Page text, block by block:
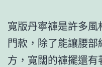
寬版丹寧褲是許多
門款，除了能讓腰
方，寬闊的褲擺還